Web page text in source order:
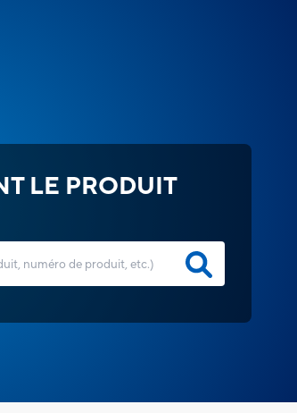
LE PRODUIT